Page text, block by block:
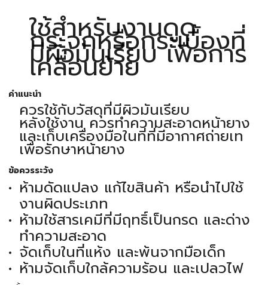
ใช้สำหรับงานดูด
กระจกหรือกระเบื้องที่
มีผิวมันเรียบ เพื่อการ
เคลื่อนย้าย
คำแนะนำ
ควรใช้กับวัสดุที่มีผิวมันเรียบ
หลังใช้งาน ควรทำความสะอาดหน้ายาง
และเก็บเครื่องมือในที่ที่มีอากาศถ่ายเท
เพื่อรักษาหน้ายาง
ข้อควรระวัง
ห้ามดัดแปลง แก้ไขสินค้า หรือนำไปใช้
งานผิดประเภท
ห้ามใช้สารเคมีที่มีฤทธิ์เป็นกรด และด่าง
ทำความสะอาด
จัดเก็บในที่แห้ง และพ้นจากมือเด็ก
ห้ามจัดเก็บใกล้ความร้อน และเปลวไฟ